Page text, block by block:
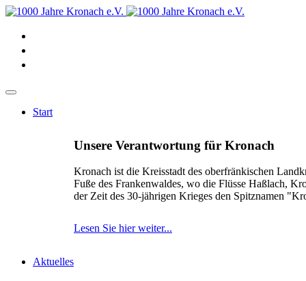
Start
Unsere Verantwortung für Kronach
Kronach ist die Kreisstadt des oberfränkischen
Fuße des Frankenwaldes, wo die Flüsse Haßlach,
der Zeit des 30-jährigen Krieges den Spitznamen
Lesen Sie hier weiter...
Aktuelles